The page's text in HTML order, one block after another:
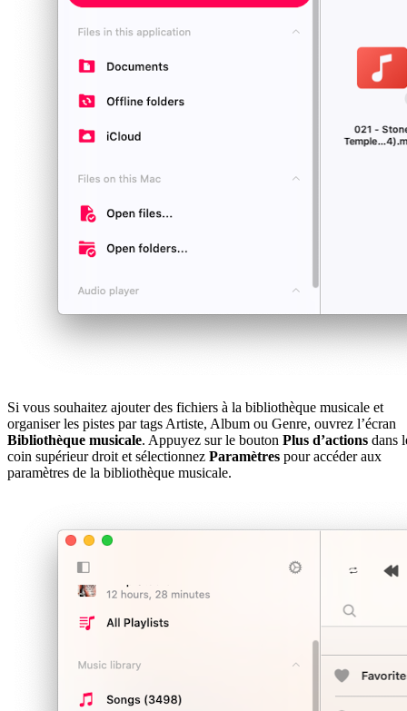
Si vous souhaitez ajouter des fichiers à la bibliothèque musicale et
organiser les pistes par tags Artiste, Album ou Genre, ouvrez l’écran
Bibliothèque musicale. Appuyez sur le bouton Plus d’actions dans
coin supérieur droit et sélectionnez Paramètres pour accéder aux
paramètres de la bibliothèque musicale.